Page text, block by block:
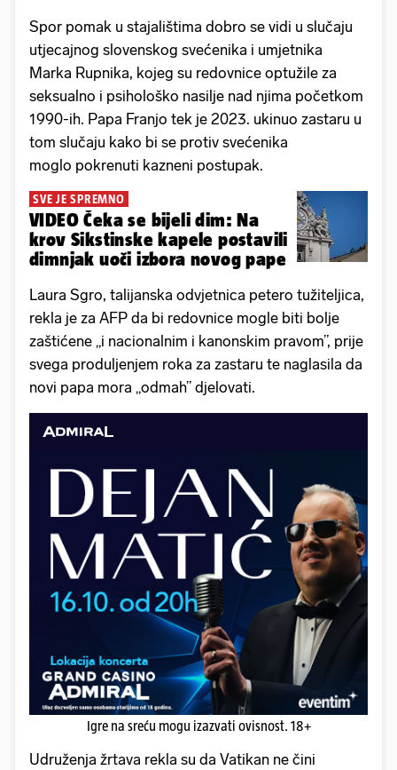
Spor pomak u stajalištima dobro se vidi u slučaju
utjecajnog slovenskog svećenika i umjetnika
Marka Rupnika, kojeg su redovnice optužile za
seksualno i psihološko nasilje nad njima početkom
1990-ih. Papa Franjo tek je 2023. ukinuo zastaru u
tom slučaju kako bi se protiv svećenika
moglo pokrenuti kazneni postupak.
SVE JE SPREMNO
VIDEO Čeka se bijeli dim: Na
krov Sikstinske kapele postavili
dimnjak uoči izbora novog pape
Laura Sgro, talijanska odvjetnica petero tužiteljica,
rekla je za AFP da bi redovnice mogle biti bolje
zaštićene „i nacionalnim i kanonskim pravom”, prije
svega produljenjem roka za zastaru te naglasila da
novi papa mora „odmah” djelovati.
Igre na sreću mogu izazvati ovisnost. 18+
Udruženja žrtava rekla su da Vatikan ne čini